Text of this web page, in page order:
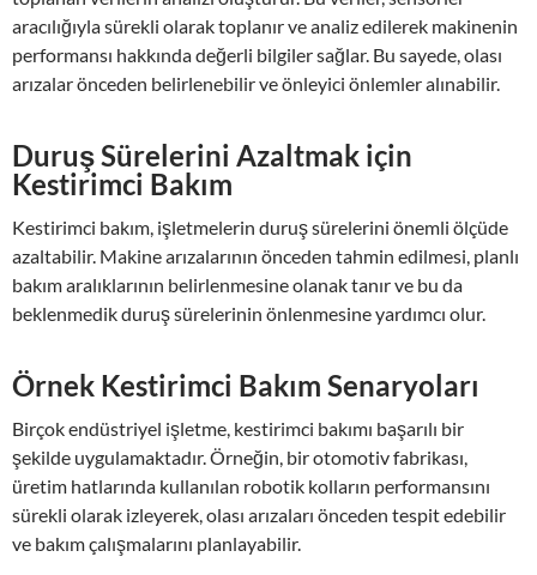
aracılığıyla sürekli olarak toplanır ve analiz edilerek makinenin
performansı hakkında değerli bilgiler sağlar. Bu sayede, olası
arızalar önceden belirlenebilir ve önleyici önlemler alınabilir.
Duruş Sürelerini Azaltmak için
Kestirimci Bakım
Kestirimci bakım, işletmelerin duruş sürelerini önemli ölçüde
azaltabilir. Makine arızalarının önceden tahmin edilmesi, planlı
bakım aralıklarının belirlenmesine olanak tanır ve bu da
beklenmedik duruş sürelerinin önlenmesine yardımcı olur.
Örnek Kestirimci Bakım Senaryoları
Birçok endüstriyel işletme, kestirimci bakımı başarılı bir
şekilde uygulamaktadır. Örneğin, bir otomotiv fabrikası,
üretim hatlarında kullanılan robotik kolların performansını
sürekli olarak izleyerek, olası arızaları önceden tespit edebilir
ve bakım çalışmalarını planlayabilir.